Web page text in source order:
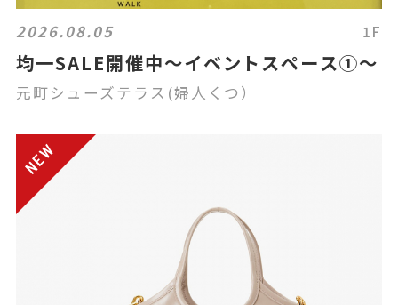
2026.08.05 1F
均一SALE開催中〜イベントスペース①〜
元町シューズテラス(婦人くつ）